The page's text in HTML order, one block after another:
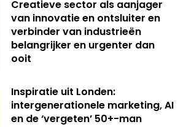
Creatieve sector als aanjager
van innovatie en ontsluiter en
verbinder van industrieën
belangrijker en urgenter dan
ooit
Inspiratie uit Londen:
intergenerationele marketing, AI
en de ‘vergeten’ 50+-man